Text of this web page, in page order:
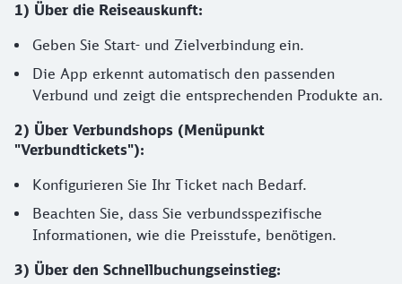
1) Über die Reiseauskunft:
Geben Sie Start- und Zielverbindung ein.
Die App erkennt automatisch den passenden
Verbund und zeigt die entsprechenden Produkte an.
2) Über Verbundshops (Menüpunkt
"Verbundtickets"):
Konfigurieren Sie Ihr Ticket nach Bedarf.
Beachten Sie, dass Sie verbundsspezifische
Informationen, wie die Preisstufe, benötigen.
3) Über den Schnellbuchungseinstieg: